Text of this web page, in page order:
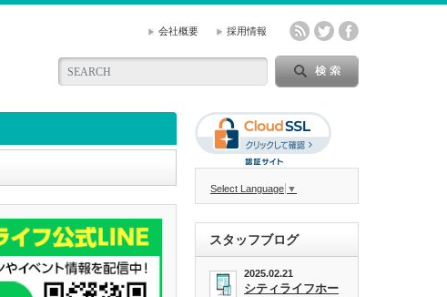
会社概要 採用情報
Select Language ▼
スタッフブログ
2025.02.21
シティライフホー